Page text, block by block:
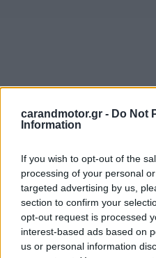
carandmotor.gr - Do Not
Information
If you wish to opt-out of the
processing of your personal
targeted advertising by us,
section to confirm your
opt-out request is processed
interest-based ads based on
us or personal information